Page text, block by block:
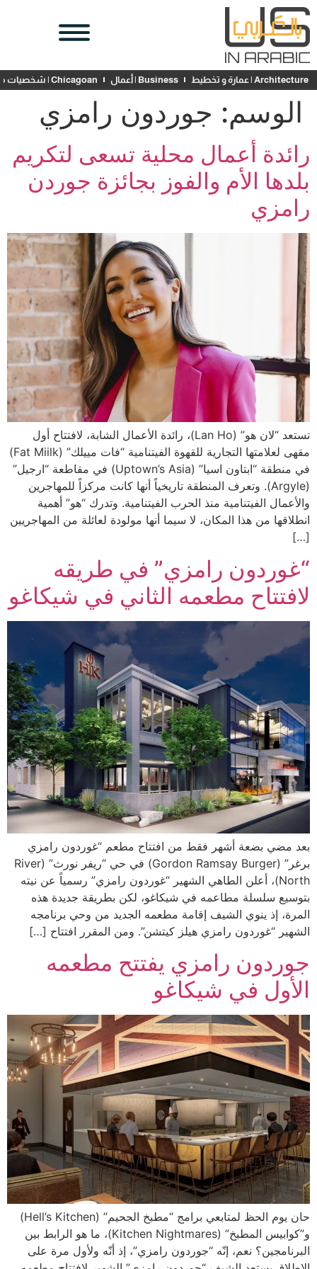
Architecture | عمارة و تخطيط Business | أعمال Chicagoan | شخصيات محلية
الوسم: جوردون رامزي
رائدة أعمال محلية تسعى لتكريم
بلدها الأم والفوز بجائزة جوردن
رامزي
تستعد “لان هو” (Lan Ho)، رائدة الأعمال الشابة، لافتتاح أول
مقهى لعلامتها التجارية للقهوة الفيتنامية “فات مييلك” (Fat Miilk)
في منطقة “ابتاون اسيا” (Uptown’s Asia) في مقاطعة “ارجيل”
(Argyle). وتعرف المنطقة تاريخياً أنها كانت مركزاً للمهاجرين
والأعمال الفيتنامية منذ الحرب الفيتنامية. وتدرك “هو” أهمية
انطلاقها من هذا المكان، لا سيما أنها مولودة لعائلة من المهاجريين
[…]
“غوردون رامزي” في طريقه
لافتتاح مطعمه الثاني في شيكاغو
بعد مضي بضعة أشهر فقط من افتتاح مطعم “غوردون رامزي
برغر” (Gordon Ramsay Burger) في حي “ريفر نورث” (River
North)، أعلن الطاهي الشهير “غوردون رامزي” رسمياً عن نيته
بتوسيع سلسلة مطاعمه في شيكاغو، لكن بطريقة جديدة هذه
المرة، إذ ينوي الشيف إقامة مطعمه الجديد من وحي برنامجه
الشهير “غوردون رامزي هيلز كيتشن”. ومن المقرر افتتاح […]
جوردون رامزي يفتتح مطعمه
الأول في شيكاغو
حان يوم الحظ لمتابعي برامج “مطبخ الجحيم” (Hell’s Kitchen)
و”كوابيس المطبخ” (Kitchen Nightmares)، ما هو الرابط بين
البرنامجين؟ نعم، إنّه “جوردون رامزي”، إذ أنّه ولأول مرة على